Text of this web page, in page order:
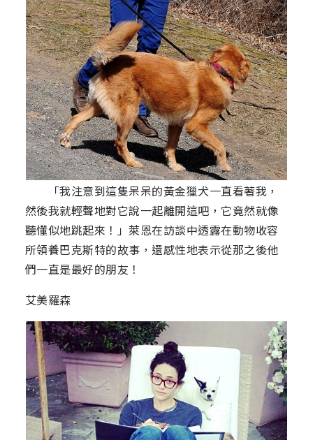
「我注意到這隻呆呆的黃金獵犬一直看著我，
然後我就輕聲地對它說一起離開這吧，它竟然就像
聽懂似地跳起來！」萊恩在訪談中透露在動物收容
所領養巴克斯特的故事，還感性地表示從那之後他
們一直是最好的朋友！
艾美羅森